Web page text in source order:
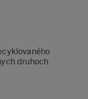
druhoch